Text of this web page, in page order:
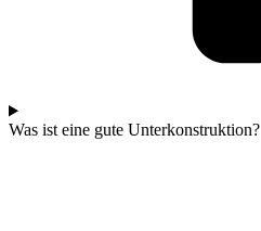
Was ist eine gute Unterkonstruktion?